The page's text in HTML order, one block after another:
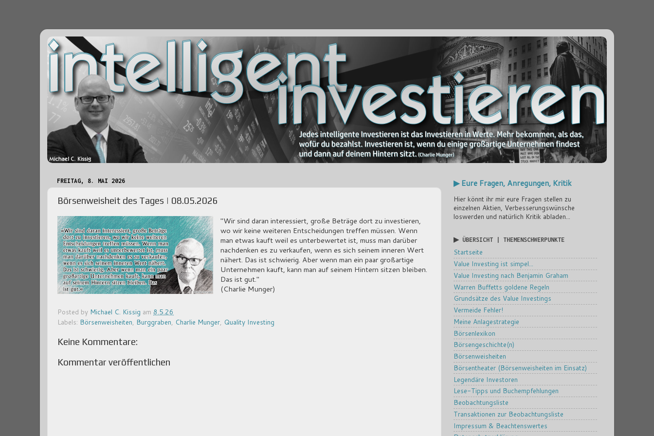
FREITAG, 8. MAI 2026
Börsenweisheit des Tages | 08.05.2026
"Wir sind daran interessiert, große Beträge dort zu investieren,
wo wir keine weiteren Entscheidungen treffen müssen. Wenn
man etwas kauft weil es unterbewertet ist, muss man darüber
nachdenken es zu verkaufen, wenn es sich seinem inneren Wert
nähert. Das ist schwierig. Aber wenn man ein paar großartige
Unternehmen kauft, kann man auf seinem Hintern sitzen bleiben.
Das ist gut."
(Charlie Munger)
Posted by Michael C. Kissig am 8.5.26
Labels: Börsenweisheiten, Burggraben, Charlie Munger, Quality Investing
Keine Kommentare:
Kommentar veröffentlichen
▶ Eure Fragen, Anregungen, Kritik
Hier könnt ihr mir eure Fragen stellen zu
einzelnen Aktien, Verbesserungswünsche
loswerden und natürlich Kritik abladen...
▶ ÜBERSICHT | THEMENSCHWERPUNKTE
Startseite
Value Investing ist simpel...
Value Investing nach Benjamin Graham
Warren Buffetts goldene Regeln
Grundsätze des Value Investings
Vermeide Fehler!
Meine Anlagestrategie
Börsenlexikon
Börsengeschichte(n)
Börsenweisheiten
Börsentheater (Börsenweisheiten im Einsatz)
Legendäre Investoren
Lese-Tipps und Buchempfehlungen
Beobachtungsliste
Transaktionen zur Beobachtungsliste
Impressum & Beachtenswertes